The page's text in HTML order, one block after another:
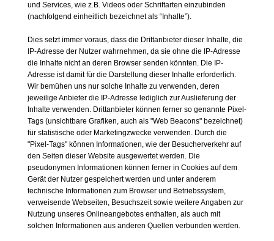
und Services, wie z.B. Videos oder Schriftarten einzubinden
(nachfolgend einheitlich bezeichnet als “Inhalte”).
Dies setzt immer voraus, dass die Drittanbieter dieser Inhalte, die
IP-Adresse der Nutzer wahrnehmen, da sie ohne die IP-Adresse
die Inhalte nicht an deren Browser senden könnten. Die IP-
Adresse ist damit für die Darstellung dieser Inhalte erforderlich.
Wir bemühen uns nur solche Inhalte zu verwenden, deren
jeweilige Anbieter die IP-Adresse lediglich zur Auslieferung der
Inhalte verwenden. Drittanbieter können ferner so genannte Pixel-
Tags (unsichtbare Grafiken, auch als "Web Beacons" bezeichnet)
für statistische oder Marketingzwecke verwenden. Durch die
"Pixel-Tags" können Informationen, wie der Besucherverkehr auf
den Seiten dieser Website ausgewertet werden. Die
pseudonymen Informationen können ferner in Cookies auf dem
Gerät der Nutzer gespeichert werden und unter anderem
technische Informationen zum Browser und Betriebssystem,
verweisende Webseiten, Besuchszeit sowie weitere Angaben zur
Nutzung unseres Onlineangebotes enthalten, als auch mit
solchen Informationen aus anderen Quellen verbunden werden.